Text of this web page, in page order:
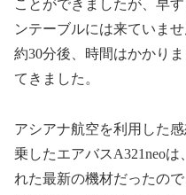
ことができましたが、早
ンテーブルには来ていませ
約30分後、時間はかかり
てきました。
アシアナ航空を利用した
乗したエアバスA321neoは
れた最新の機材だったの